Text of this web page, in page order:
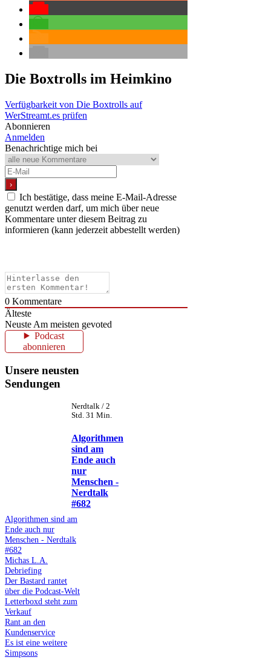
Die Boxtrolls im Heimkino
Verfügbarkeit von Die Boxtrolls auf
WerStreamt.es prüfen
Abonnieren
Anmelden
Benachrichtige mich bei
Ich bestätige, dass meine E-Mail-Adresse
genutzt werden darf, um mich über neue
Kommentare unter diesem Beitrag zu
informieren (kann jederzeit abbestellt werden)
0 Kommentare
Älteste
Neuste Am meisten gevoted
Podcast
abonnieren
Unsere neusten
Sendungen
Nerdtalk / 2
Std. 31 Min.
Algorithmen
sind am
Ende auch
nur
Menschen -
Nerdtalk
#682
Algorithmen sind am
Ende auch nur
Menschen - Nerdtalk
#682
Michas L.A.
Debriefing
Der Bastard rantet
über die Podcast-Welt
Letterboxd steht zum
Verkauf
Rant an den
Kundenservice
Es ist eine weitere
Simpsons